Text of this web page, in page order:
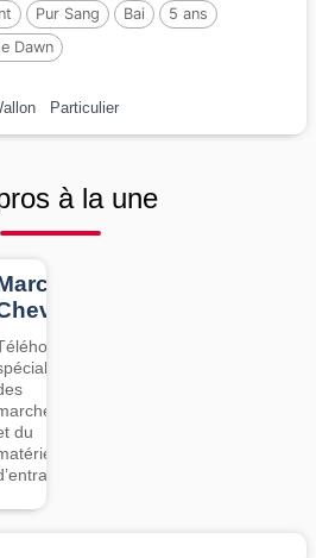
Pur Sang Bai
5 ans
Dawn
Particulier
à la une
du